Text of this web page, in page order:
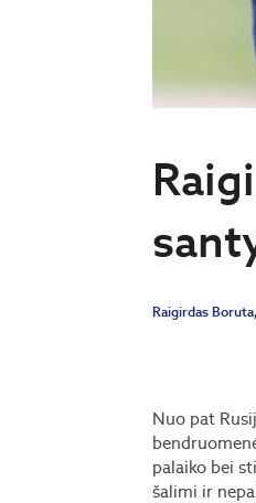
Raigirdas
Nuo pat
palaiko bei
šalimi ir